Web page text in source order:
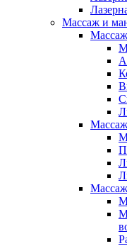
Массаж и
Массаж